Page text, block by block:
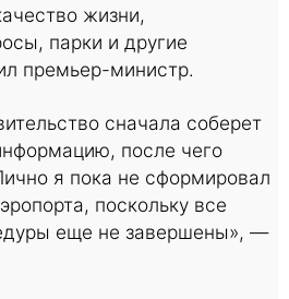
жизни,
парки и другие
премьер-министр.
сначала соберет
после чего
я пока не сформировал
поскольку все
еще не завершены», —